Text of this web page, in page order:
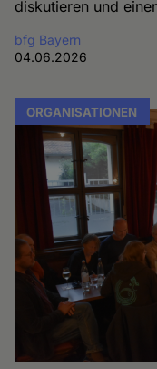
diskutieren und
bfg Bayern
04.06.2026
ORGANISATIONEN